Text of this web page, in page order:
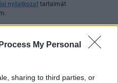
My Personal
sharing to third parties, or
nyilatkozat tartalmát